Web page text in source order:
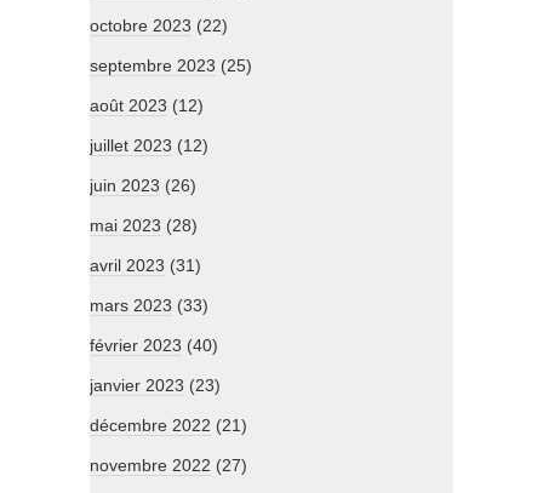
octobre 2023 (22)
septembre 2023 (25)
août 2023 (12)
juillet 2023 (12)
juin 2023 (26)
mai 2023 (28)
avril 2023 (31)
mars 2023 (33)
février 2023 (40)
janvier 2023 (23)
décembre 2022 (21)
novembre 2022 (27)